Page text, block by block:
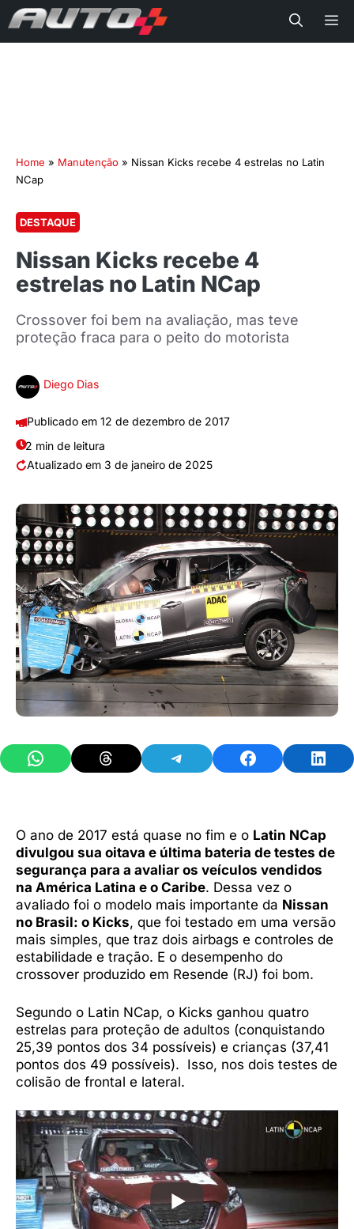
Home » Manutenção » Nissan Kicks recebe 4 estrelas no Latin
NCap
DESTAQUE
Nissan Kicks recebe 4
estrelas no Latin NCap
Crossover foi bem na avaliação, mas teve
proteção fraca para o peito do motorista
Diego Dias
12 de dezembro de 2017
2 min de leitura
3 de janeiro de 2025
Share on WhatsAppShare on ThreadsShare on TelegramShare on Facebook
O ano de 2017 está quase no fim e o Latin NCap
divulgou sua oitava e última bateria de testes de
segurança para a avaliar os veículos vendidos
na América Latina e o Caribe. Dessa vez o
avaliado foi o modelo mais importante da Nissan
no Brasil: o Kicks, que foi testado em uma versão
mais simples, que traz dois airbags e controles de
estabilidade e tração. E o desempenho do
crossover produzido em Resende (RJ) foi bom.
Segundo o Latin NCap, o Kicks ganhou quatro
estrelas para proteção de adultos (conquistando
25,39 pontos dos 34 possíveis) e crianças (37,41
pontos dos 49 possíveis). Isso, nos dois testes de
colisão de frontal e lateral.